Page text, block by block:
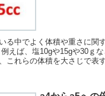
る中でよく体積や重さに関
えば、塩10gや15gや30ｇ
これらの体積を大さじで表